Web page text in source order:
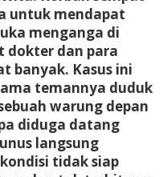
untuk mendapat
menganga di
dokter dan para
banyak. Kasus ini
temannya duduk
warung depan
diduga datang
langsung
tidak siap